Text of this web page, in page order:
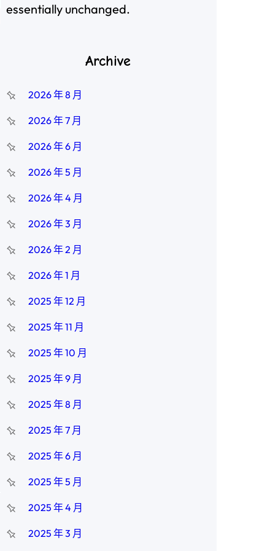
essentially unchanged.
Archive
2026 年 8 月
2026 年 7 月
2026 年 6 月
2026 年 5 月
2026 年 4 月
2026 年 3 月
2026 年 2 月
2026 年 1 月
2025 年 12 月
2025 年 11 月
2025 年 10 月
2025 年 9 月
2025 年 8 月
2025 年 7 月
2025 年 6 月
2025 年 5 月
2025 年 4 月
2025 年 3 月